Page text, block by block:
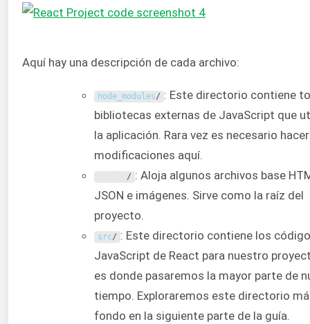
Aquí hay una descripción de cada archivo:
node_modules/ : Este directorio contiene
bibliotecas externas de JavaScript que
la aplicación. Rara vez es necesario hacer
modificaciones aquí.
/ : Aloja algunos archivos base
JSON e imágenes. Sirve como la raíz del
proyecto.
src/ : Este directorio contiene los
JavaScript de React para nuestro
es donde pasaremos la mayor parte de
tiempo. Exploraremos este directorio
fondo en la siguiente parte de la guía.